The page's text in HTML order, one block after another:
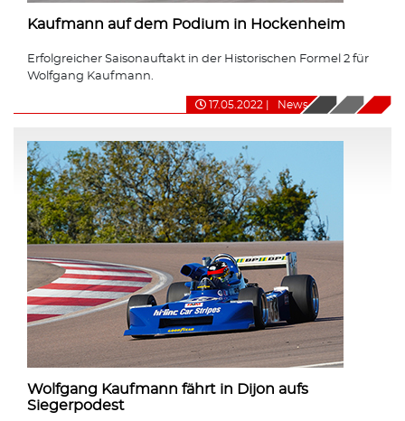
Kaufmann auf dem Podium in Hockenheim
Erfolgreicher Saisonauftakt in der Historischen Formel 2 für
Wolfgang Kaufmann.
17.05.2022 News
Wolfgang Kaufmann fährt in Dijon aufs
Siegerpodest